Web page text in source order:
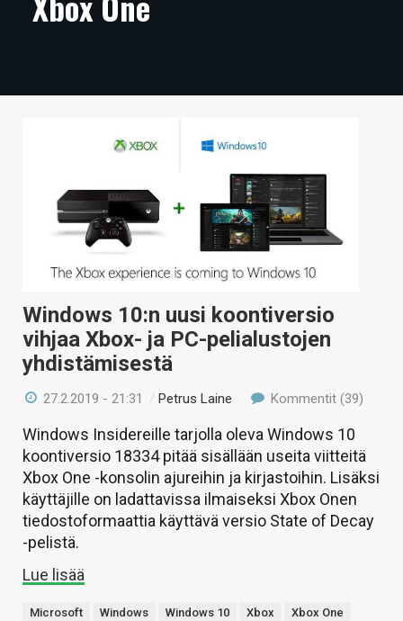
ARTIKKELIT
TECHBBS
KAUPPA
VAIHDA TEEMA
HAKU
Windows 10:n uusi koontiversio
vihjaa Xbox- ja PC-pelialustojen
yhdistämisestä
27.2.2019 - 21:31 /Petrus Laine Kommentit (39)
Windows Insidereille tarjolla oleva Windows 10
koontiversio 18334 pitää sisällään useita viitteitä
Xbox One -konsolin ajureihin ja kirjastoihin. Lisäksi
käyttäjille on ladattavissa ilmaiseksi Xbox Onen
tiedostoformaattia käyttävä versio State of Decay
-pelistä.
Lue lisää
Microsoft Windows Windows 10 Xbox Xbox One